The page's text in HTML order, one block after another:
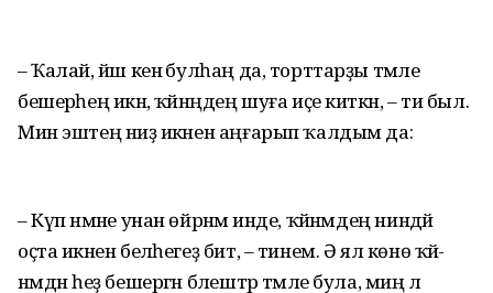
– Ҡалай, йәш кенә булһаң да, торттарҙы тәмле
бешерәһең икән, ҡәйнәңдең шуға иҫе киткән, – ти был.
Мин эштең ниҙә икәнен аңға­рып ҡалдым да:
– Күп нәмәне унан өйрәнәм инде, ҡәйнәмдең ниндәй
оҫта икәнен белә­һегеҙ бит, – тинем. Ә ял көнө ҡәй­
нәмдән һеҙ бешергән бәлештәр тәмле була, миңә лә